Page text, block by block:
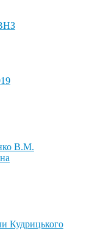
В.М.
Кудрицького